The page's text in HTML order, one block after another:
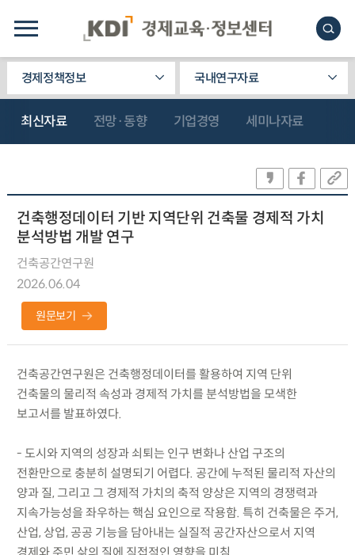
경제정책정보 국내연구자료
최신자료 전망·동향 기업경영 세미나자료
건축행정데이터 기반 지역단위 건축물 경제적 가치
분석방법 개발 연구
건축공간연구원
2026.06.04
원문보기
건축공간연구원은 건축행정데이터를 활용하여 지역 단위
건축물의 물리적 속성과 경제적 가치를 분석방법을 모색한
보고서를 발표하였다.
- 도시와 지역의 성장과 쇠퇴는 인구 변화나 산업 구조의
전환만으로 충분히 설명되기 어렵다. 공간에 누적된 물리적 자산의
양과 질, 그리고 그 경제적 가치의 축적 양상은 지역의 경쟁력과
지속가능성을 좌우하는 핵심 요인으로 작용함. 특히 건축물은 주거,
산업, 상업, 공공 기능을 담아내는 실질적 공간자산으로서 지역
경제와 주민 삶의 질에 직접적인 영향을 미침.